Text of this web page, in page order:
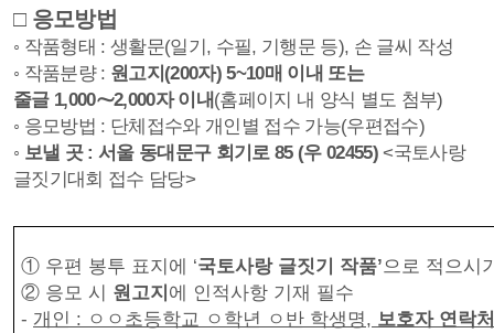
□ 응모방법
◦ 작품형태 :생활문(일기, 수필, 기행문 등), 손 글씨 작성
◦ 작품분량 : 원고지 (200자) 5~10매 이내 또는
줄글 1,000⁓2,000자 이내(홈페이지 내 양식 별도 첨부)
◦ 응모방법 : 단체접수와 개인별 접수 가능(우편접수)
◦ 보낼 곳 :서울 동대문구 회기로 85 (우 02455)<국토사랑
글짓기대회 접수 담당>
① 우편 봉투 표지에 ‘국토사랑 글짓기 작품’으로 적으시
② 응모 시 원고지 에 인적사항 기재 필수
- 개인 : ㅇㅇ초등학교 ㅇ학년 ㅇ반 학생명, 보호자 연락처